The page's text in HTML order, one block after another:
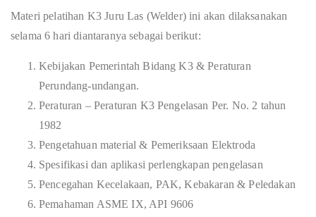
Materi pelatihan K3 Juru Las (Welder) ini akan dilaksanakan
selama 6 hari diantaranya sebagai berikut:
Kebijakan Pemerintah Bidang K3 & Peraturan
Perundang-undangan.
Peraturan – Peraturan K3 Pengelasan Per. No. 2 tahun
1982
Pengetahuan material & Pemeriksaan Elektroda
Spesifikasi dan aplikasi perlengkapan pengelasan
Pencegahan Kecelakaan, PAK, Kebakaran & Peledakan
Pemahaman ASME IX, API 9606